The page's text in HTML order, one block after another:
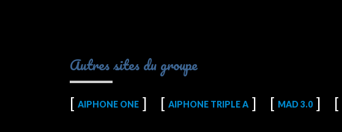
Autres sites du groupe
AIPHONE ONE AIPHONE TRIPLE A MAD 3.0